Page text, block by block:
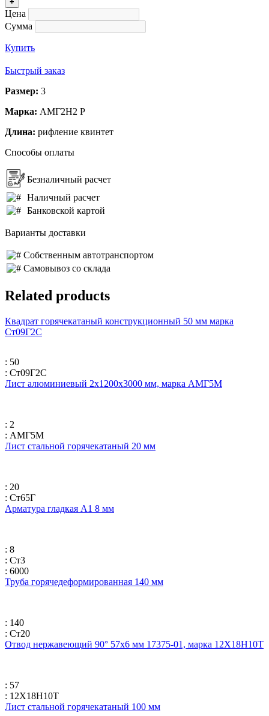
Цена
Сумма
Купить
Быстрый заказ
Размер: 3
Марка: АМГ2Н2 Р
Длина: рифление квинтет
Способы оплаты
Безналичный расчет
Наличный расчет
Банковской картой
Варианты доставки
Собственным автотранспортом
Самовывоз со склада
Related products
Квадрат горячекатаный конструкционный 50 мм марка
Ст09Г2С
: 50
: Ст09Г2С
Лист алюминиевый 2х1200х3000 мм, марка АМГ5М
: 2
: АМГ5М
Лист стальной горячекатаный 20 мм
: 20
: Ст65Г
Арматура гладкая А1 8 мм
: 8
: Ст3
: 6000
Труба горячедеформированная 140 мм
: 140
: Ст20
Отвод нержавеющий 90° 57х6 мм 17375-01, марка 12Х18Н10Т
: 57
: 12Х18Н10Т
Лист стальной горячекатаный 100 мм